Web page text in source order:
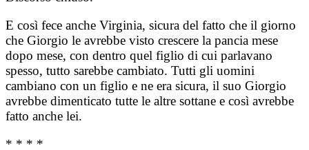
E così fece anche Virginia, sicura del fatto che il giorno
che Giorgio le avrebbe visto crescere la pancia mese
dopo mese, con dentro quel figlio di cui parlavano
spesso, tutto sarebbe cambiato. Tutti gli uomini
cambiano con un figlio e ne era sicura, il suo Giorgio
avrebbe dimenticato tutte le altre sottane e così avrebbe
fatto anche lei.
* * * *